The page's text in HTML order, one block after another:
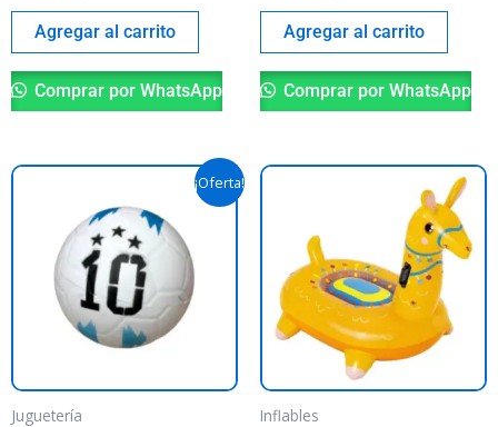
Agregar al carrito
Comprar por WhatsApp
Agregar al carrito
Comprar por WhatsApp
¡Oferta!
Juguetería
El
original
era:
$ 13.900,00.
El
precio
actual
es:
$ 10.490,00.
Inflables